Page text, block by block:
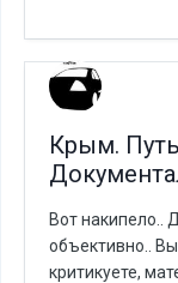
Крым.
Вот накипело..
объективно..
критикуете,